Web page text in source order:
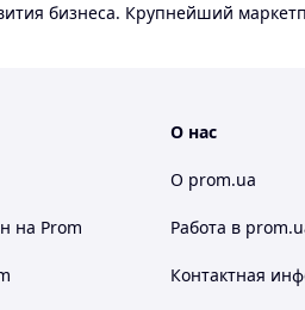
бизнеса. Крупнейший
на Prom
О нас
О prom.ua
Работа в
Контактная